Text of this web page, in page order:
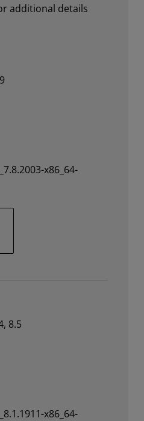
additional details
x86_64-
x86_64-
8.5
x86_64-